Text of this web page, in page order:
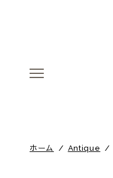
menu
menu
ホーム / Antique /